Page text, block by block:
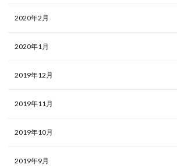
2020年2月
2020年1月
2019年12月
2019年11月
2019年10月
2019年9月